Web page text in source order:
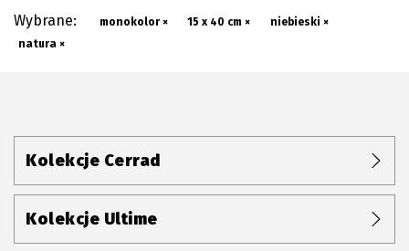
Wybrane: monokolor × 15 x 40 cm ×
niebieski ×
natura ×
Kolekcje Cerrad
Kolekcje Ultime